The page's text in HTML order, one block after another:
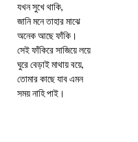
যখন সুখে থাকি,
জানি মনে তাহার মাঝে
অনেক আছে ফাঁকি।
সেই ফাঁকিরে সাজিয়ে লয়ে
ঘুরে বেড়াই মাথায় বয়ে,
তোমার কাছে যাব এমন
সময় নাহি পাই।